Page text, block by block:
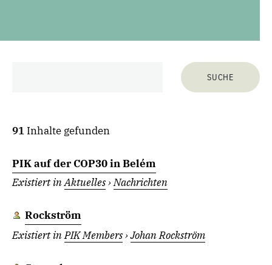
91 Inhalte gefunden
PIK auf der COP30 in Belém
Existiert inAktuelles›Nachrichten
Rockström
Existiert inPIK Members›Johan Rockström